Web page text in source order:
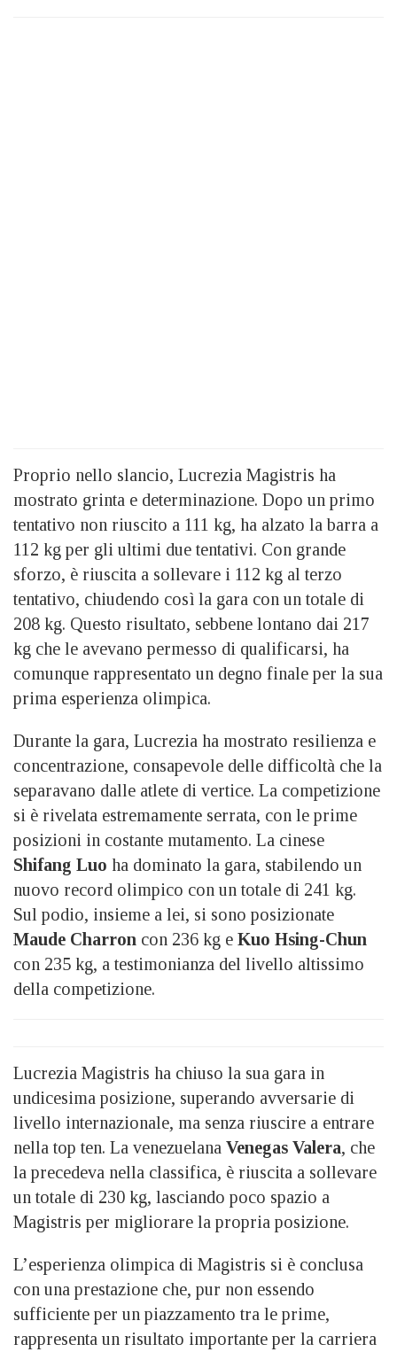
Proprio nello slancio, Lucrezia Magistris ha
mostrato grinta e determinazione. Dopo un primo
tentativo non riuscito a 111 kg, ha alzato la barra a
112 kg per gli ultimi due tentativi. Con grande
sforzo, è riuscita a sollevare i 112 kg al terzo
tentativo, chiudendo così la gara con un totale di
208 kg. Questo risultato, sebbene lontano dai 217
kg che le avevano permesso di qualificarsi, ha
comunque rappresentato un degno finale per la sua
prima esperienza olimpica.
Durante la gara, Lucrezia ha mostrato resilienza e
concentrazione, consapevole delle difficoltà che la
separavano dalle atlete di vertice. La competizione
si è rivelata estremamente serrata, con le prime
posizioni in costante mutamento. La cinese
Shifang Luo ha dominato la gara, stabilendo un
nuovo record olimpico con un totale di 241 kg.
Sul podio, insieme a lei, si sono posizionate
Maude Charron con 236 kg e Kuo Hsing-Chun
con 235 kg, a testimonianza del livello altissimo
della competizione.
Lucrezia Magistris ha chiuso la sua gara in
undicesima posizione, superando avversarie di
livello internazionale, ma senza riuscire a entrare
nella top ten. La venezuelana Venegas Valera, che
la precedeva nella classifica, è riuscita a sollevare
un totale di 230 kg, lasciando poco spazio a
Magistris per migliorare la propria posizione.
L’esperienza olimpica di Magistris si è conclusa
con una prestazione che, pur non essendo
sufficiente per un piazzamento tra le prime,
rappresenta un risultato importante per la carriera